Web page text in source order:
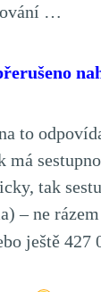
…
to
má
tak
– ne
ještě 427